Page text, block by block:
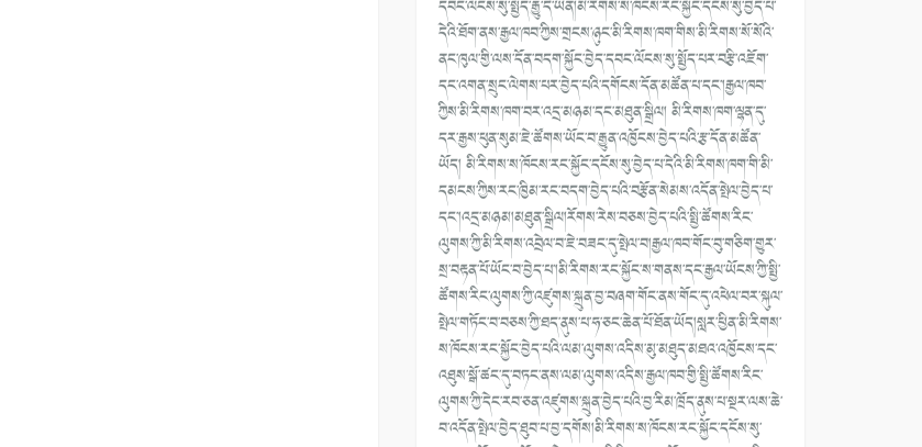
དབང་ལོངས་སུ་སྤྱོད་རྒྱུ་དེ་ཡིན།མི་རིགས་ས་ཁོངས་རང་སྐྱོང་དངོས་སུ་བྱེད་པ་
དེའི་ཐོག་ནས་རྒྱལ་ཁབ་ཀྱིས་གྲངས་ཉུང་མི་རིགས་ཁག་གིས་མི་རིགས་སོ་སོའི་
ནང་ཁུལ་གྱི་ལས་དོན་བདག་སྐྱོང་བྱེད་དབང་ལོངས་སུ་སྤྱོད་པར་བརྩི་འཇོག་
དང་འགན་སྲུང་ལེགས་པར་བྱེད་པའི་དགོངས་དོན་མཚོན་པ་དང༌།རྒྱལ་ཁབ་
ཀྱིས་མི་རིགས་ཁག་བར་འདྲ་མཉམ་དང་མཐུན་སྒྲིལ། མི་རིགས་ཁག་ལྷན་དུ་
དར་རྒྱས་ཕུན་སུམ་ཇེ་ཚོགས་ཡོང་བ་རྒྱུན་འཁྱོངས་བྱེད་པའི་རྩ་དོན་མཚོན་
ཡོད། མི་རིགས་ས་ཁོངས་རང་སྐྱོང་དངོས་སུ་བྱེད་པ་དེའི་མི་རིགས་ཁག་གི་མི་
དམངས་ཀྱིས་རང་ཁྱིམ་རང་བདག་བྱེད་པའི་བརྩོན་སེམས་འདོན་སྤེལ་བྱེད་པ་
དང༌།འདྲ་མཉམ།མཐུན་སྒྲིལ།རོགས་རེས་བཅས་བྱེད་པའི་སྤྱི་ཚོགས་རིང་
ལུགས་ཀྱི་མི་རིགས་འབྲེལ་བ་ཇེ་བཟང་དུ་སྤེལ་བ།རྒྱལ་ཁབ་གོང་བུ་གཅིག་གྱུར་
སྲ་བརྟན་པོ་ཡོང་བ་བྱེད་པ༌།མི་རིགས་རང་སྐྱོང་ས་གནས་དང་རྒྱལ་ཡོངས་ཀྱི་སྤྱི་
ཚོགས་རིང་ལུགས་ཀྱི་འཛུགས་སྐྲུན་བྱ་བཞག་གོང་ནས་གོང་དུ་འཕེལ་བར་སྐུལ་
སྤེལ་གཏོང་བ་བཅས་ཀྱི་ཐད་ནུས་པ་ཧ་ཅང་ཆེན་པོ་ཐོན་ཡོད།སླར་ཕྱིན་མི་རིགས་
ས་ཁོངས་རང་སྐྱོང་བྱེད་པའི་ལམ་ལུགས་འདིས་མུ་མཐུད་མཐའ་འཁྱོངས་དང་
འཐུས་སྒོ་ཚང་དུ་བཏང་ནས་ལམ་ལུགས་འདིས་རྒྱལ་ཁབ་གྱི་སྤྱི་ཚོགས་རིང་
ལུགས་ཀྱི་དེང་རབ་ཅན་འཛུགས་སྐྲུན་བྱེད་པའི་བྱ་རིམ་ཁྲོད་ནུས་པ་སྔར་ལས་ཆེ་
བ་འདོན་སྤེལ་བྱེད་ཐུབ་པ་བྱ་དགོས།མི་རིགས་ས་ཁོངས་རང་སྐྱོང་དངོས་སུ་